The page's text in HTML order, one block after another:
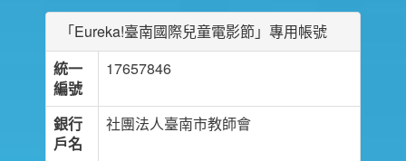
「Eureka!臺南國際兒童電影節」專用帳號
統一
編號
17657846
銀行
戶名
社團法人臺南市教師會